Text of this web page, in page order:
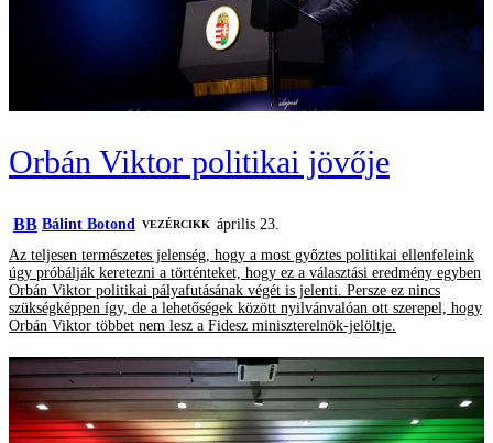
Orbán Viktor politikai jövője
BB Bálint Botond VEZÉRCIKK
április 23.
Az teljesen természetes jelenség, hogy a most győztes politikai ellenfeleink
úgy próbálják keretezni a történteket, hogy ez a választási eredmény egyben
Orbán Viktor politikai pályafutásának végét is jelenti. Persze ez nincs
szükségképpen így, de a lehetőségek között nyilvánvalóan ott szerepel, hogy
Orbán Viktor többet nem lesz a Fidesz miniszterelnök-jelöltje.